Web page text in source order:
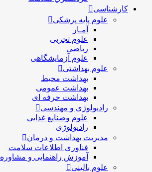
کارشناسی
علوم پایه پزشکی
آمـار
علوم تجربی
ریاضی
علوم آزمایشگاهی
علوم بهداشتی
بهداشت محیط
بهداشت عمومی
بهداشت حرفه ای
رادیولوژی و مهندسی
علوم وصنایع غذایی
رادیولوژی
مدیریت بهداشت و درمان
فناوری اطلاعات سلامت
آموزش راهنمایی و مشاوره
علوم بالینی